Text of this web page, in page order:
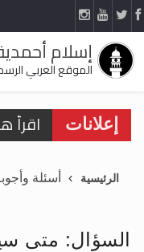
إسلام
الموقع العربي
إعلانات
الرئيسية أسئلة
السؤال: متى